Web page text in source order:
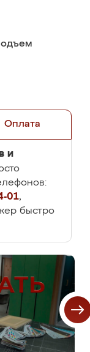
Оплата
и
01,
быстро